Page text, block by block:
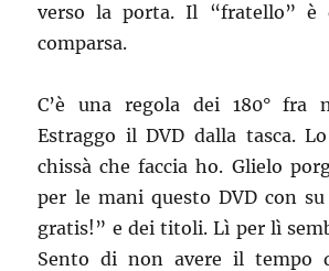
verso la porta. Il “fratello” è
comparsa.
C’è una regola dei 180° fra
Estraggo il DVD dalla tasca.
chissà che faccia ho. Glielo
per le mani questo DVD con
gratis!” e dei titoli. Lì per lì
Sento di non avere il tempo